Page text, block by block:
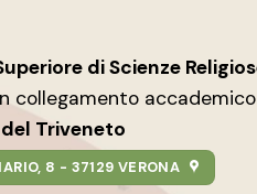
di Scienze
collegamento
Triveneto
8 - 37129 VERONA